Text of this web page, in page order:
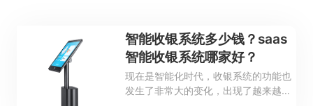
智能收银系统多少钱？saas
智能收银系统哪家好？
现在是智能化时代，收银系统的功能也
发生了非常大的变化，出现了越来越多